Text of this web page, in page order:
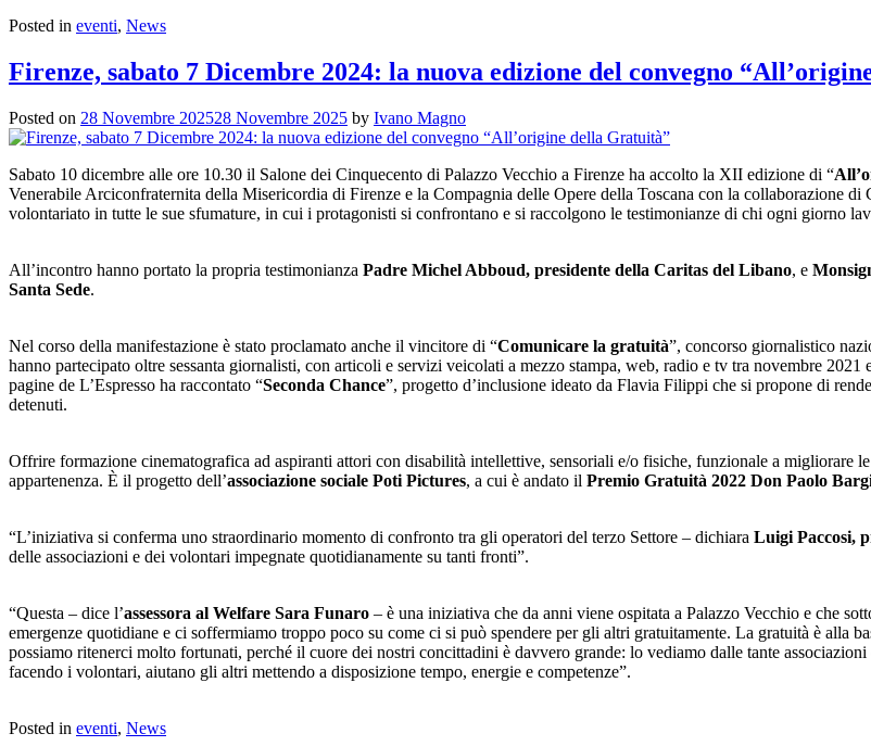
Posted in eventi, News
Firenze, sabato 7 Dicembre 2024: la nuova edizione del convegno
Posted on 28 Novembre 202528 Novembre 2025 by Ivano Magno
Sabato 10 dicembre alle ore 10.30 il Salone dei Cinquecento di Palazzo Vecchio a Firenze ha accolto la XII edizione di “
Venerabile Arciconfraternita della Misericordia di Firenze e la Compagnia delle Opere della Toscana con la collaborazione
volontariato in tutte le sue sfumature, in cui i protagonisti si confrontano e si raccolgono le testimonianze di chi ogni giorno
All’incontro hanno portato la propria testimonianza Padre Michel Abboud, presidente della Caritas del Libano, e
Santa Sede.
Nel corso della manifestazione è stato proclamato anche il vincitore di “Comunicare la gratuità”, concorso giornalistico
hanno partecipato oltre sessanta giornalisti, con articoli e servizi veicolati a mezzo stampa, web, radio e tv tra novembre
pagine de L’Espresso ha raccontato “Seconda Chance”, progetto d’inclusione ideato da Flavia Filippi che si propone di
detenuti.
Offrire formazione cinematografica ad aspiranti attori con disabilità intellettive, sensoriali e/o fisiche, funzionale a migliorare
appartenenza. È il progetto dell’associazione sociale Poti Pictures, a cui è andato il Premio Gratuità 2022 Don Paolo
“L’iniziativa si conferma uno straordinario momento di confronto tra gli operatori del terzo Settore – dichiara Luigi Paccosi,
delle associazioni e dei volontari impegnate quotidianamente su tanti fronti”.
“Questa – dice l’assessora al Welfare Sara Funaro – è una iniziativa che da anni viene ospitata a Palazzo Vecchio e che
emergenze quotidiane e ci soffermiamo troppo poco su come ci si può spendere per gli altri gratuitamente. La gratuità è alla
possiamo ritenerci molto fortunati, perché il cuore dei nostri concittadini è davvero grande: lo vediamo dalle tante
facendo i volontari, aiutano gli altri mettendo a disposizione tempo, energie e competenze”.
Posted in eventi, News